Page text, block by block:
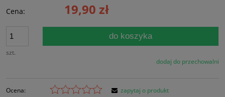
Cena: 19,90 zł
szt.
do koszyka
dodaj do przechowalni
Ocena:
zapytaj o produkt